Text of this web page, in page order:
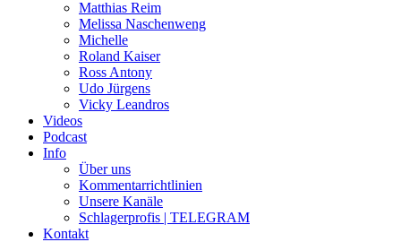
Matthias Reim
Melissa Naschenweng
Michelle
Roland Kaiser
Ross Antony
Udo Jürgens
Vicky Leandros
Videos
Podcast
Info
Über uns
Kommentarrichtlinien
Unsere Kanäle
Schlagerprofis | TELEGRAM
Kontakt